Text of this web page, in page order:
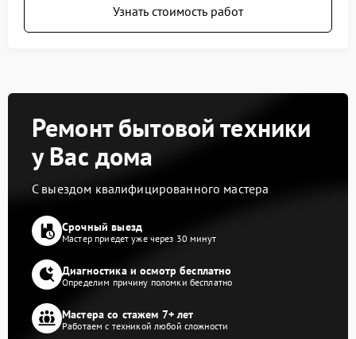
Узнать стоимость работ
Ремонт бытовой техники
у Вас дома
С выездом квалифицированного мастера
Срочный выезд
Мастер приедет уже через 30 минут
Диагностика и осмотр бесплатно
Определим причину поломки бесплатно
Мастера со стажем 7+ лет
Работаем с техникой любой сложности